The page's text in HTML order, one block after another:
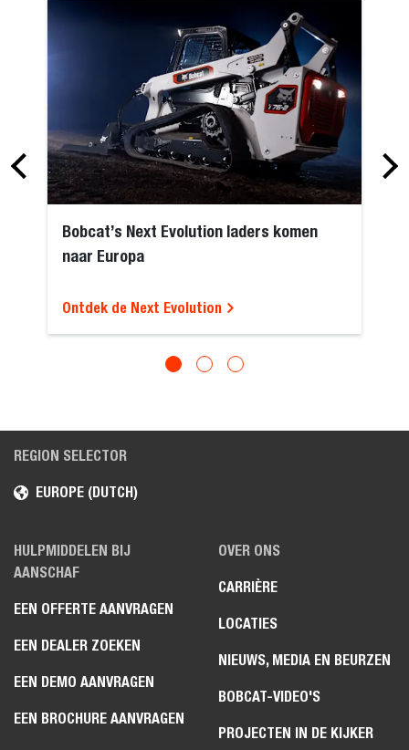
Bobcat’s Next Evolution laders komen
naar Europa
Ontdek de Next Evolution
REGION SELECTOR
EUROPE (DUTCH)
HULPMIDDELEN BIJ
AANSCHAF
EEN OFFERTE AANVRAGEN
EEN DEALER ZOEKEN
EEN DEMO AANVRAGEN
EEN BROCHURE AANVRAGEN
OVER ONS
CARRIÈRE
LOCATIES
NIEUWS, MEDIA EN BEURZEN
BOBCAT-VIDEO'S
PROJECTEN IN DE KIJKER